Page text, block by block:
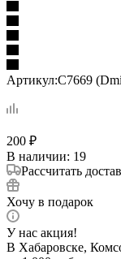
Артикул:С7669
200 ₽
В наличии: 19
Рассчитать
Хочу в подарок
У нас акция!
В Хабаровске,